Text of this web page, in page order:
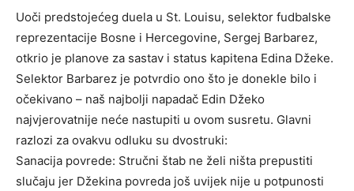
Uoči predstojećeg duela u St. Louisu, selektor fudbalske
reprezentacije Bosne i Hercegovine, Sergej Barbarez,
otkrio je planove za sastav i status kapitena Edina Džeke.
Selektor Barbarez je potvrdio ono što je donekle bilo i
očekivano – naš najbolji napadač Edin Džeko
najvjerovatnije neće nastupiti u ovom susretu. Glavni
razlozi za ovakvu odluku su dvostruki:
Sanacija povrede: Stručni štab ne želi ništa prepustiti
slučaju jer Džekina povreda još uvijek nije u potpunosti